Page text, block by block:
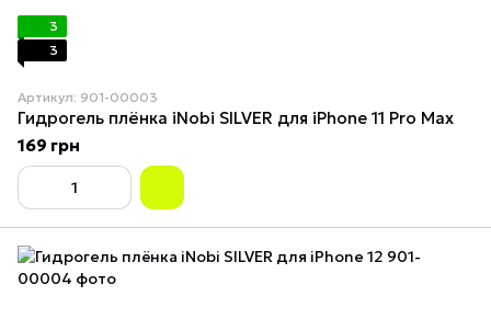
3
3
Артикул: 901-00003
Гидрогель плёнка iNobi SILVER для iPhone 11 Pro Max
169 грн